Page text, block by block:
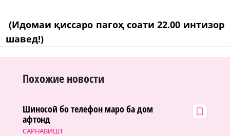
(Идомаи қиссаро пагоҳ соати 22.00 интизор
шавед!)
Похожие новости
САРНАВИШТ
Шиносоӣ бо телефон маро ба дом
афтонд